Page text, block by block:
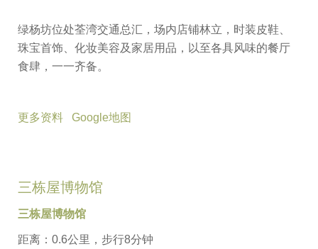
绿杨坊位处荃湾交通总汇，场内店铺林立，时装皮鞋、
珠宝首饰、化妆美容及家居用品，以至各具风味的餐厅
食肆，一一齐备。
更多资料 Google地图
三栋屋博物馆
三栋屋博物馆
距离：0.6公里，步行8分钟